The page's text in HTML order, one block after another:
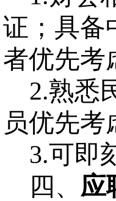
证；具备
者优先考
2.熟悉
员优先考
3.可即
四、 应